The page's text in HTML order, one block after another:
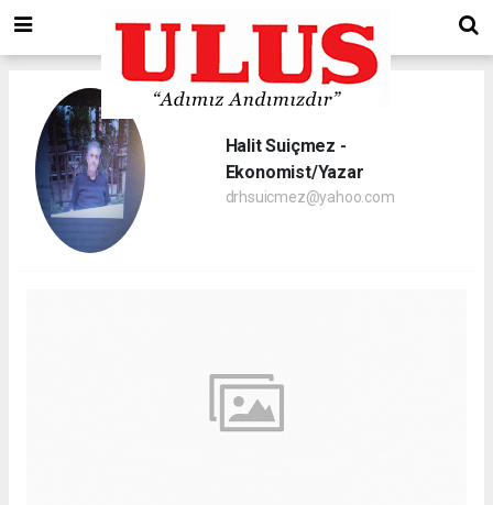
Halit Suiçmez -
Ekonomist/Yazar
drhsuicmez@yahoo.com